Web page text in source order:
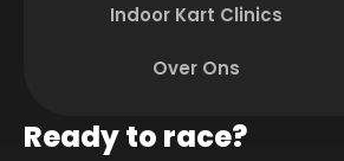
Indoor Kart Clinics
Over Ons
Ready to race?